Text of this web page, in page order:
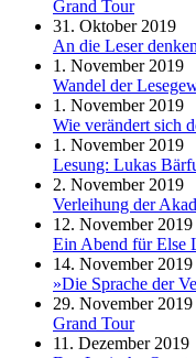
Grand Tour
31. Oktober 2019
An die Leser
1. November 2019
Wandel der
1. November 2019
Wie verändert sich
1. November 2019
Lesung: Lukas
2. November 2019
Verleihung der
12. November 2019
Ein Abend für Else
14. November 2019
»Die Sprache der
29. November 2019
Grand Tour
11. Dezember 2019